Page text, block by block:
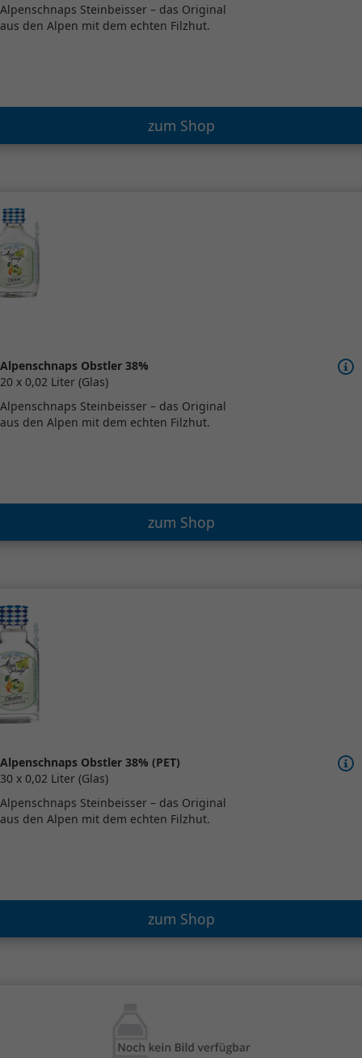
Alpenschnaps Steinbeisser – das Original
aus den Alpen mit dem echten Filzhut.
zum Shop
Alpenschnaps Obstler 38%
20 x 0,02 Liter (Glas)
Alpenschnaps Steinbeisser – das Original
aus den Alpen mit dem echten Filzhut.
zum Shop
Alpenschnaps Obstler 38% (PET)
30 x 0,02 Liter (Glas)
Alpenschnaps Steinbeisser – das Original
aus den Alpen mit dem echten Filzhut.
zum Shop